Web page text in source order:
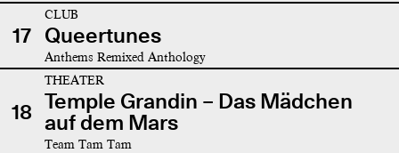
17
CLUB
Queertunes
Anthems Remixed Anthology
18
THEATER
Temple Grandin – Das Mädchen
auf dem Mars
Team Tam Tam